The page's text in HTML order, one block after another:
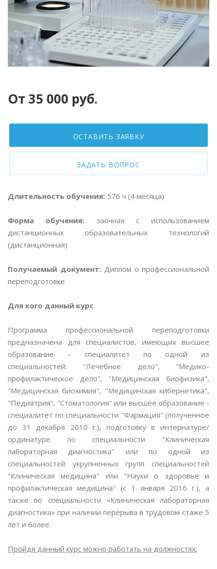
От 35 000 руб.
ОСТАВИТЬ ЗАЯВКУ
ЗАДАТЬ ВОПРОС
Длительность обучения: 576 ч (4 месяца)
Форма обучения: заочная с использованием
дистанционных образовательных технологий
(дистанционная)
Получаемый документ: Диплом о профессиональной
переподготовке
Для кого данный курс
Программа профессиональной переподготовки
предназначена для специалистов, имеющих высшее
образование – специалитет по одной из
специальностей: "Лечебное дело", "Медико-
профилактическое дело", "Медицинская биофизика",
"Медицинская биохимия", "Медицинская кибернетика",
"Педиатрия", "Стоматология" или высшее образование -
специалитет по специальности "Фармация" (полученное
до 31 декабря 2010 г.), подготовку в интернатуре/
ординатуре по специальности "Клиническая
лабораторная диагностика" или по одной из
специальностей укрупненных групп специальностей
"Клиническая медицина" или "Науки о здоровье и
профилактическая медицина" (с 1 января 2016 г.), а
также по специальности «Клиническая лабораторная
диагностика» при наличии перерыва в трудовом стаже 5
лет и более.
Пройдя данный курс можно работать на должностях: